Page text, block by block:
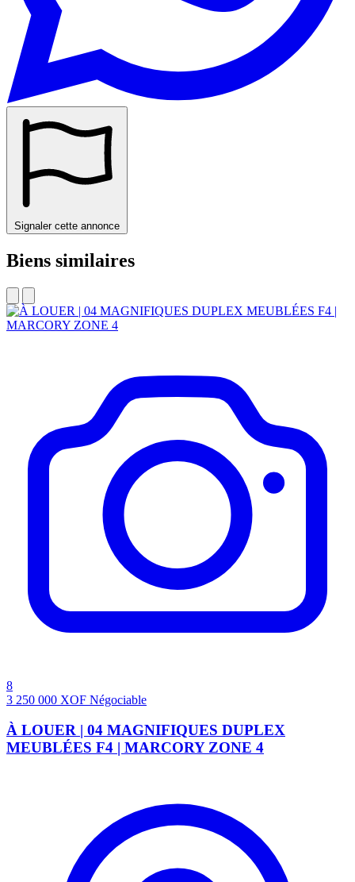
Signaler cette annonce
Biens similaires
8
3 250 000 XOF Négociable
À LOUER | 04 MAGNIFIQUES DUPLEX
MEUBLÉES F4 | MARCORY ZONE 4